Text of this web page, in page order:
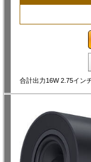
合計出力16W 2.75イン